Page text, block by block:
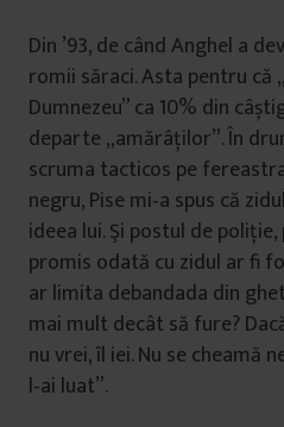
Din ’93, de când Anghel a
romii săraci. Asta pentru că
Dumnezeu” ca 10% din
departe „amărâților”. În
scruma tacticos pe
negru, Pise mi‑a spus că
ideea lui. Şi postul de
promis odată cu zidul ar fi
ar limita debandada din
mai mult decât să fure?
nu vrei, îl iei. Nu se cheamă
l‑ai luat”.